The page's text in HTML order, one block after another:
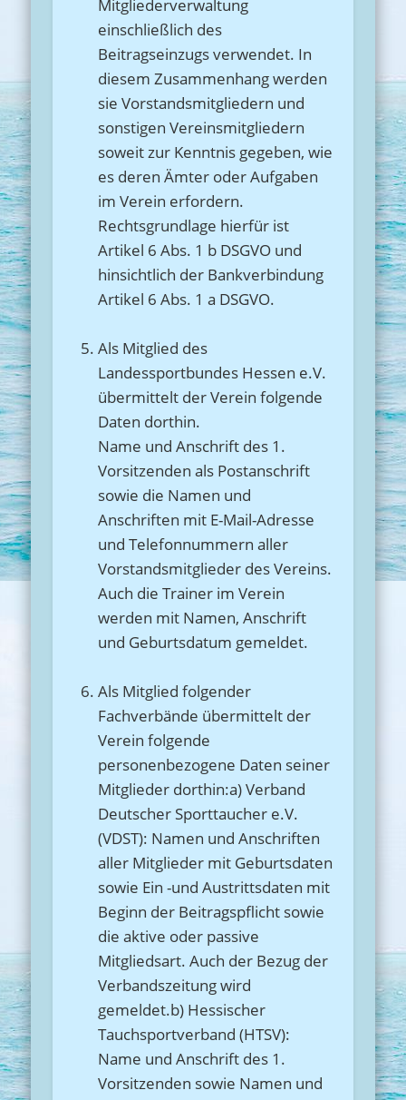
Mitgliederverwaltung
einschließlich des
Beitragseinzugs verwendet. In
diesem Zusammenhang werden
sie Vorstandsmitgliedern und
sonstigen Vereinsmitgliedern
soweit zur Kenntnis gegeben, wie
es deren Ämter oder Aufgaben
im Verein erfordern.
Rechtsgrundlage hierfür ist
Artikel 6 Abs. 1 b DSGVO und
hinsichtlich der Bankverbindung
Artikel 6 Abs. 1 a DSGVO.
Als Mitglied des
Landessportbundes Hessen e.V.
übermittelt der Verein folgende
Daten dorthin.
Name und Anschrift des 1.
Vorsitzenden als Postanschrift
sowie die Namen und
Anschriften mit E-Mail-Adresse
und Telefonnummern aller
Vorstandsmitglieder des Vereins.
Auch die Trainer im Verein
werden mit Namen, Anschrift
und Geburtsdatum gemeldet.
Als Mitglied folgender
Fachverbände übermittelt der
Verein folgende
personenbezogene Daten seiner
Mitglieder dorthin:a) Verband
Deutscher Sporttaucher e.V.
(VDST): Namen und Anschriften
aller Mitglieder mit Geburtsdaten
sowie Ein -und Austrittsdaten mit
Beginn der Beitragspflicht sowie
die aktive oder passive
Mitgliedsart. Auch der Bezug der
Verbandszeitung wird
gemeldet.b) Hessischer
Tauchsportverband (HTSV):
Name und Anschrift des 1.
Vorsitzenden sowie Namen und